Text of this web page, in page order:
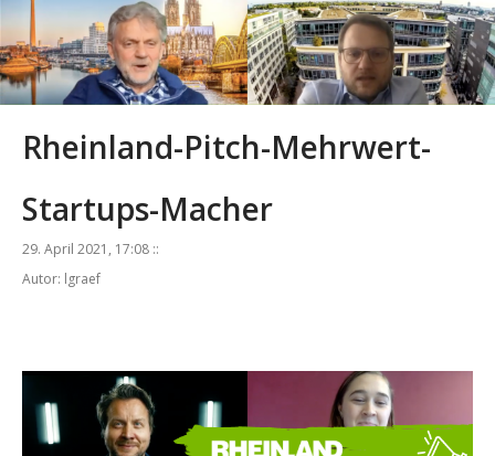
Rheinland-Pitch-Mehrwert-
Startups-Macher
29. April 2021, 17:08 ::
Autor: lgraef